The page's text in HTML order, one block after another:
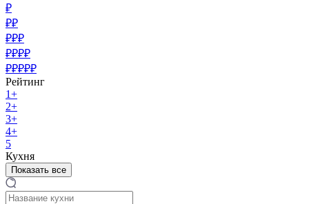
₽
₽₽
₽₽₽
₽₽₽₽
₽₽₽₽₽
Рейтинг
1+
2+
3+
4+
5
Кухня
Показать все